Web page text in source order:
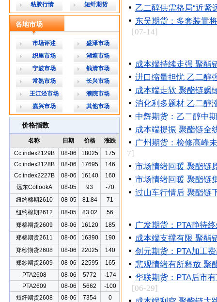
粘胶行情
短纤期货
各地市场
市场评述
盛泽市场
织里市场
湖塘市场
宁波市场
钱清市场
常熟市场
长兴市场
王江泾市场
濮院市场
嘉兴市场
其他市场
价格指数
名称 日期 价格
涨跌
Cc index2129B
08-06 18025
175
Cc index3128B
08-06 17695
146
Cc index2227B
08-06 16140
160
远东CotlookA
08-05 93
-70
纽约棉期2610
08-05 81.84
71
纽约棉期2612
08-05 83.02
56
郑棉期货2609
08-06 16120
185
郑棉期货2611
08-06 16390
190
郑纱期货2608
08-06 22025
140
郑纱期货2609
08-06 22595
165
PTA2608
08-06 5772
-174
PTA2609
08-06 5662
-100
短纤期货2608
08-06 7354
0
乙二醇供需格局“近紧
东吴期货：多套装置
[07-14]
成本端持续走强 聚酯
进口缩量担忧 乙二醇
成本端走软 聚酯链飘
消化利多题材 乙二醇
中辉期货：乙二醇中
成本端提振 聚酯链全
广州期货：检修高峰
7]
市场情绪回暖 聚酯链
市场情绪回暖 聚酯链
过山车行情后 聚酯链
广发期货：PTA静待
成本端支撑有限 聚酯
创元期货：PTA加工
悲观情绪有所释放 聚
华联期货：PTA后市
[06-29]